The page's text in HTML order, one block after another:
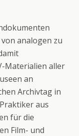
analogen zu
Materialien aller
an
Archivtag in
aus
für die
Film- und